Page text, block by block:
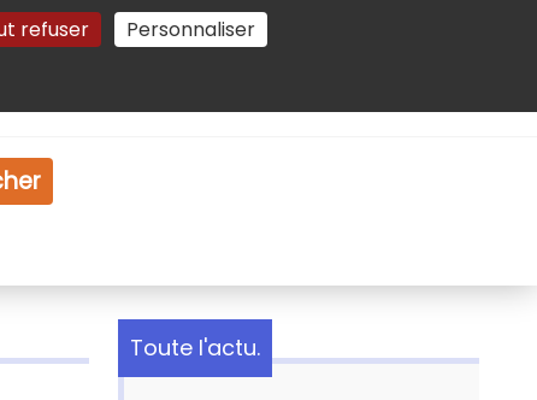
refuser Personnaliser
Gestion des cookies
Toute l'actu.